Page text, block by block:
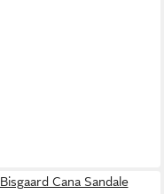
Bisgaard Cana Sandale